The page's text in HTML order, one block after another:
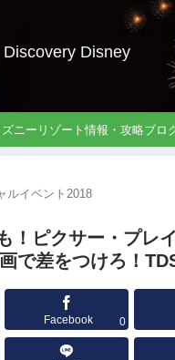
Discovery Disney
ニーリゾート情報・攻略ブロ
ルイベント2018
！ピクサー・プレ
で差をつけろ！
Facebook 0